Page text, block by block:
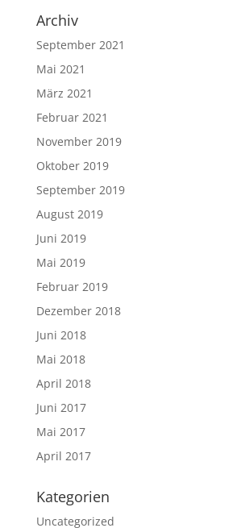
Archiv
September 2021
Mai 2021
März 2021
Februar 2021
November 2019
Oktober 2019
September 2019
August 2019
Juni 2019
Mai 2019
Februar 2019
Dezember 2018
Juni 2018
Mai 2018
April 2018
Juni 2017
Mai 2017
April 2017
Kategorien
Uncategorized